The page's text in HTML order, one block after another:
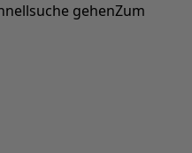
gehenZum